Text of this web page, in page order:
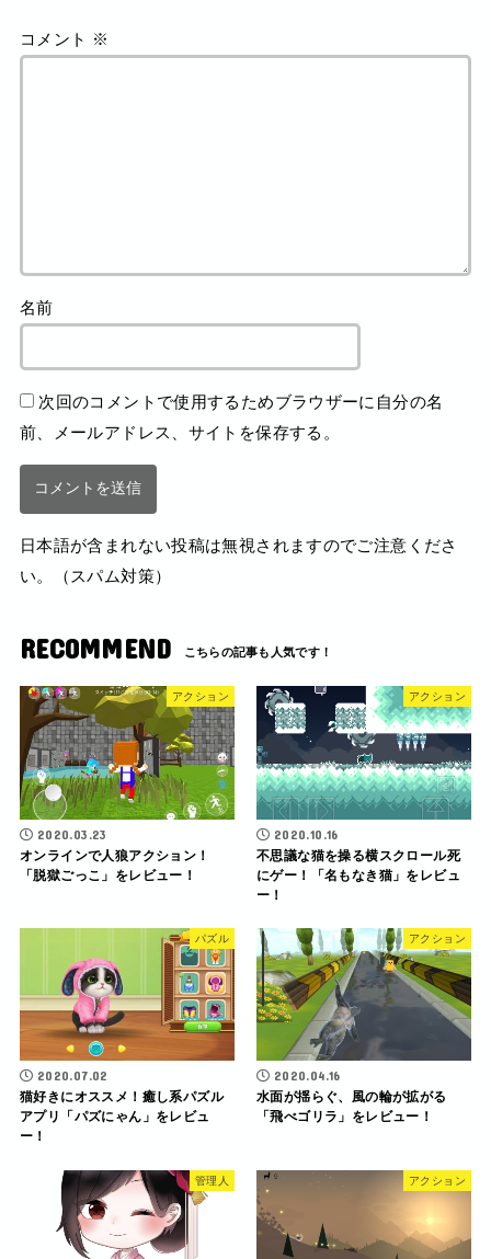
コメント ※
名前
次回のコメントで使用するためブラウザーに自分の名
前、メールアドレス、サイトを保存する。
日本語が含まれない投稿は無視されますのでご注意くださ
い。（スパム対策）
RECOMMEND
アクション
2020.03.23
オンラインで人狼アクション！
「脱獄ごっこ」をレビュー！
アクション
2020.10.16
不思議な猫を操る横スクロール死
にゲー！「名もなき猫」をレビュ
ー！
パズル
2020.07.02
猫好きにオススメ！癒し系パズル
アプリ「パズにゃん」をレビュ
ー！
アクション
2020.04.16
水面が揺らぐ、風の輪が拡がる
「飛べゴリラ」をレビュー！
管理人 アクション